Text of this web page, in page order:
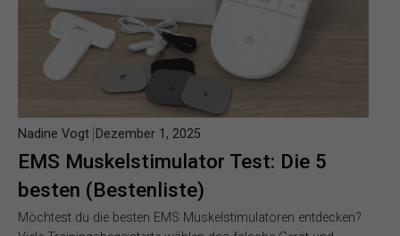
EMS Muskelstimulator Test: Die 5
besten (Bestenliste)
Nadine Vogt Dezember 1, 2025
Möchtest du die besten EMS Muskelstimulatoren entdecken?